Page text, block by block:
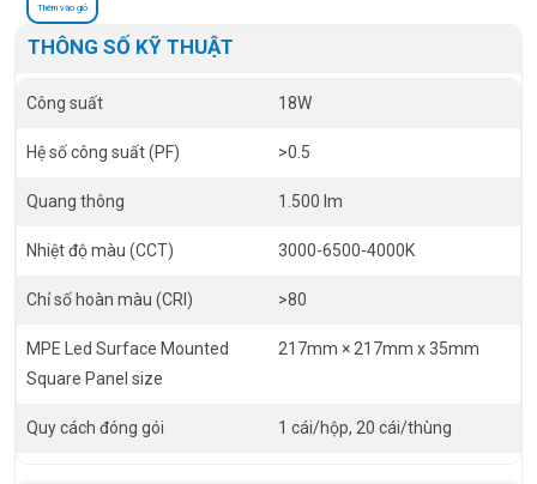
Thêm vào giỏ
THÔNG SỐ KỸ THUẬT
Công suất 18W
Hệ số công suất (PF) >0.5
Quang thông 1.500 lm
Nhiệt độ màu (CCT) 3000-6500-4000K
Chỉ số hoàn màu (CRI) >80
MPE Led Surface Mounted
Square Panel size
217mm × 217mm x 35mm
Quy cách đóng gói 1 cái/hộp, 20 cái/thùng